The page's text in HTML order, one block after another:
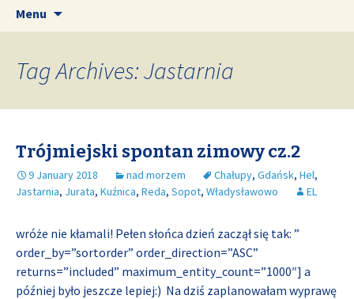
Menu
Tag Archives: Jastarnia
Trójmiejski spontan zimowy cz.2
9 January 2018 nad morzem Chałupy, Gdańsk, Hel,
Jastarnia, Jurata, Kuźnica, Reda, Sopot, Władysławowo EL
wróże nie kłamali! Pełen słońca dzień zaczął się tak: ”
order_by=”sortorder” order_direction=”ASC”
returns=”included” maximum_entity_count=”1000″] a
później było jeszcze lepiej:) Na dziś zaplanowałam wyprawę